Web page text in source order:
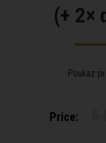
(+ 2×
Poukaz
Price: